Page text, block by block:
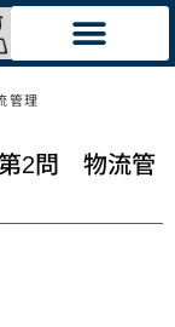
管理
第2問 物流管